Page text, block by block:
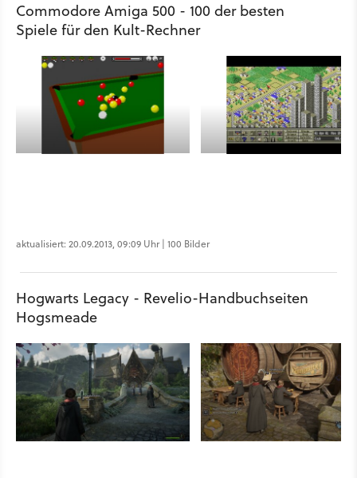
Commodore Amiga 500 - 100 der besten
Spiele für den Kult-Rechner
aktualisiert: 20.09.2013, 09:09 Uhr | 100 Bilder
Hogwarts Legacy - Revelio-Handbuchseiten
Hogsmeade